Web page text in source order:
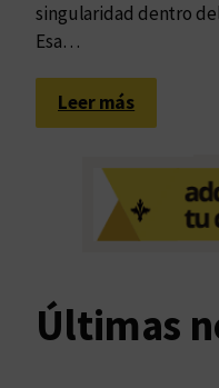
singularidad dentro
Esa…
Leer más:
C
i
n
o
Últimas